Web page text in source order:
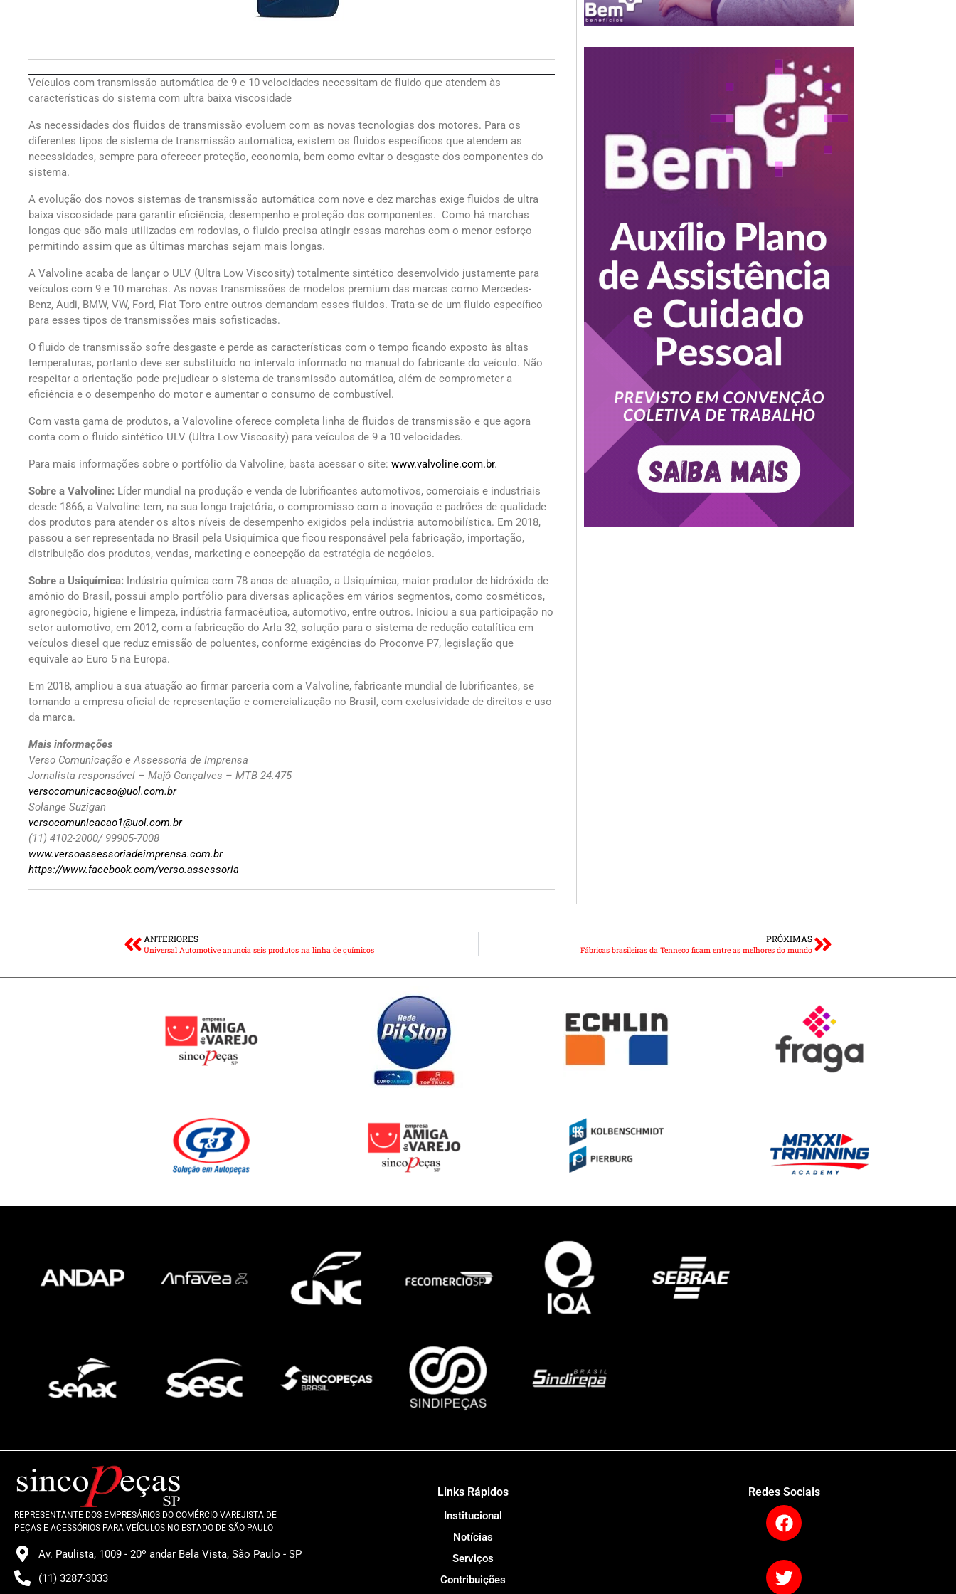
Veículos com transmissão automática de 9 e 10 velocidades necessitam de fluido que atendem às
características do sistema com ultra baixa viscosidade
As necessidades dos fluidos de transmissão evoluem com as novas tecnologias dos motores. Para os
diferentes tipos de sistema de transmissão automática, existem os fluidos específicos que atendem as
necessidades, sempre para oferecer proteção, economia, bem como evitar o desgaste dos componentes do
sistema.
A evolução dos novos sistemas de transmissão automática com nove e dez marchas exige fluidos de ultra
baixa viscosidade para garantir eficiência, desempenho e proteção dos componentes. Como há marchas
longas que são mais utilizadas em rodovias, o fluido precisa atingir essas marchas com o menor esforço
permitindo assim que as últimas marchas sejam mais longas.
A Valvoline acaba de lançar o ULV (Ultra Low Viscosity) totalmente sintético desenvolvido justamente para
veículos com 9 e 10 marchas. As novas transmissões de modelos premium das marcas como Mercedes-
Benz, Audi, BMW, VW, Ford, Fiat Toro entre outros demandam esses fluidos. Trata-se de um fluido específico
para esses tipos de transmissões mais sofisticadas.
O fluido de transmissão sofre desgaste e perde as características com o tempo ficando exposto às altas
temperaturas, portanto deve ser substituído no intervalo informado no manual do fabricante do veículo. Não
respeitar a orientação pode prejudicar o sistema de transmissão automática, além de comprometer a
eficiência e o desempenho do motor e aumentar o consumo de combustível.
Com vasta gama de produtos, a Valovoline oferece completa linha de fluidos de transmissão e que agora
conta com o fluido sintético ULV (Ultra Low Viscosity) para veículos de 9 a 10 velocidades.
Para mais informações sobre o portfólio da Valvoline, basta acessar o site: www.valvoline.com.br.
Sobre a Valvoline: Líder mundial na produção e venda de lubrificantes automotivos, comerciais e industriais
desde 1866, a Valvoline tem, na sua longa trajetória, o compromisso com a inovação e padrões de qualidade
dos produtos para atender os altos níveis de desempenho exigidos pela indústria automobilística. Em 2018,
passou a ser representada no Brasil pela Usiquímica que ficou responsável pela fabricação, importação,
distribuição dos produtos, vendas, marketing e concepção da estratégia de negócios.
Sobre a Usiquímica: Indústria química com 78 anos de atuação, a Usiquímica, maior produtor de hidróxido de
amônio do Brasil, possui amplo portfólio para diversas aplicações em vários segmentos, como cosméticos,
agronegócio, higiene e limpeza, indústria farmacêutica, automotivo, entre outros. Iniciou a sua participação no
setor automotivo, em 2012, com a fabricação do Arla 32, solução para o sistema de redução catalítica em
veículos diesel que reduz emissão de poluentes, conforme exigências do Proconve P7, legislação que
equivale ao Euro 5 na Europa.
Em 2018, ampliou a sua atuação ao firmar parceria com a Valvoline, fabricante mundial de lubrificantes, se
tornando a empresa oficial de representação e comercialização no Brasil, com exclusividade de direitos e uso
da marca.
Mais informações
Verso Comunicação e Assessoria de Imprensa
Jornalista responsável – Majô Gonçalves – MTB 24.475
versocomunicacao@uol.com.br
Solange Suzigan
versocomunicacao1@uol.com.br
(11) 4102-2000/ 99905-7008
www.versoassessoriadeimprensa.com.br
https://www.facebook.com/verso.assessoria
ANTERIORES
Universal Automotive anuncia seis produtos na linha de químicos
PRÓXIMAS
Fábricas brasileiras da Tenneco ficam entre as melhores do mundo
REPRESENTANTE DOS EMPRESÁRIOS DO COMÉRCIO VAREJISTA DE
PEÇAS E ACESSÓRIOS PARA VEÍCULOS NO ESTADO DE SÃO PAULO
Av. Paulista, 1009 - 20º andar Bela Vista, São Paulo - SP
(11) 3287-3033
Links Rápidos
Institucional
Notícias
Serviços
Contribuições
Redes Sociais